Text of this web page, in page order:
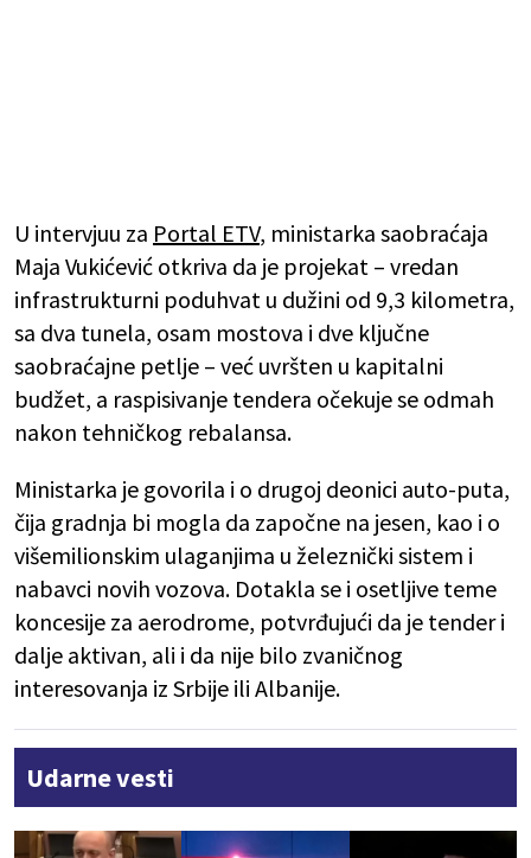
U intervjuu za Portal ETV, ministarka saobraćaja
Maja Vukićević otkriva da je projekat – vredan
infrastrukturni poduhvat u dužini od 9,3 kilometra,
sa dva tunela, osam mostova i dve ključne
saobraćajne petlje – već uvršten u kapitalni
budžet, a raspisivanje tendera očekuje se odmah
nakon tehničkog rebalansa.
Ministarka je govorila i o drugoj deonici auto-puta,
čija gradnja bi mogla da započne na jesen, kao i o
višemilionskim ulaganjima u železnički sistem i
nabavci novih vozova. Dotakla se i osetljive teme
koncesije za aerodrome, potvrđujući da je tender i
dalje aktivan, ali i da nije bilo zvaničnog
interesovanja iz Srbije ili Albanije.
Udarne vesti